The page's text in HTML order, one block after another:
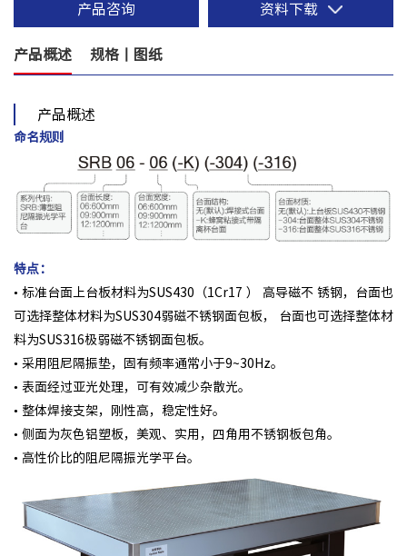
产品咨询 资料下载
产品概述 规格丨图纸
产品概述
命名规则
特点：
• 标准台面上台板材料为SUS430（1Cr17 ） 高导磁不 锈钢，台面也
可选择整体材料为SUS304弱磁不锈钢面包板， 台面也可选择整体材
料为SUS316极弱磁不锈钢面包板。
• 采用阻尼隔振垫，固有频率通常小于9~30Hz。
• 表面经过亚光处理，可有效减少杂散光。
• 整体焊接支架，刚性高，稳定性好。
• 侧面为灰色铝塑板，美观、实用，四角用不锈钢板包角。
• 高性价比的阻尼隔振光学平台。